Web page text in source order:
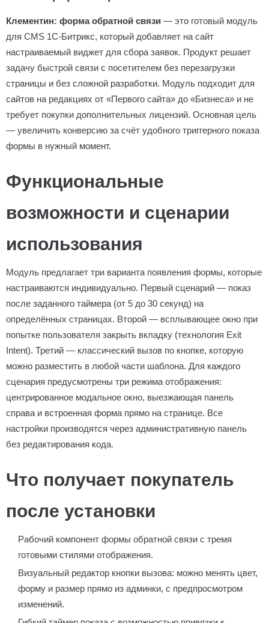
Клементин: форма обратной связи — это готовый модуль
для CMS 1С-Битрикс, который добавляет на сайт
настраиваемый виджет для сбора заявок. Продукт решает
задачу быстрой связи с посетителем без перезагрузки
страницы и без сложной разработки. Модуль подходит для
сайтов на редакциях от «Первого сайта» до «Бизнеса» и не
требует покупки дополнительных лицензий. Основная цель
— увеличить конверсию за счёт удобного триггерного показа
формы в нужный момент.
Функциональные
возможности и сценарии
использования
Модуль предлагает три варианта появления формы, которые
настраиваются индивидуально. Первый сценарий — показ
после заданного таймера (от 5 до 30 секунд) на
определённых страницах. Второй — всплывающее окно при
попытке пользователя закрыть вкладку (технология Exit
Intent). Третий — классический вызов по кнопке, которую
можно разместить в любой части шаблона. Для каждого
сценария предусмотрены три режима отображения:
центрированное модальное окно, выезжающая панель
справа и встроенная форма прямо на странице. Все
настройки производятся через административную панель
без редактирования кода.
Что получает покупатель
после установки
Рабочий компонент формы обратной связи с тремя
готовыми стилями отображения.
Визуальный редактор кнопки вызова: можно менять цвет,
форму и размер прямо из админки, с предпросмотром
изменений.